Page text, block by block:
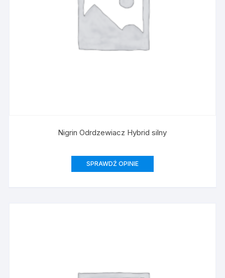
Nigrin Odrdzewiacz Hybrid silny
SPRAWDŹ OPINIE